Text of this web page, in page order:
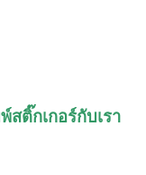
ติ๊กเกอร์กับเรา